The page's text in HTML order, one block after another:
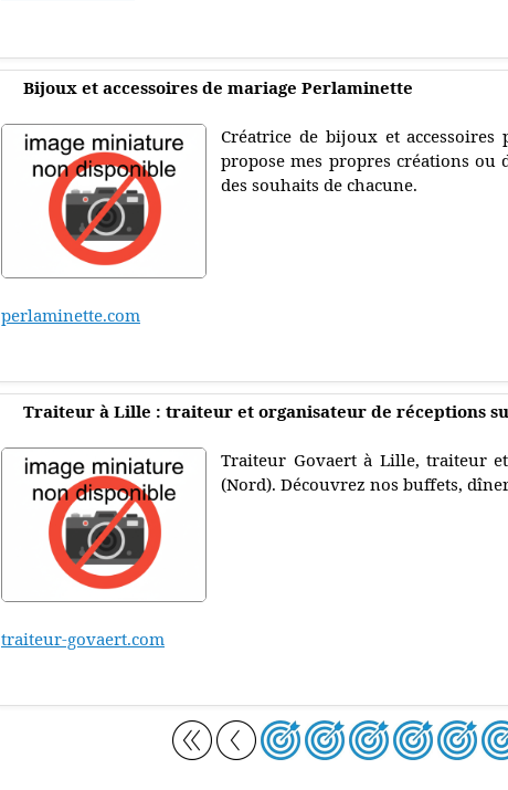
Bijoux et accessoires de mariage Perlaminette
Créatrice de bijoux et
propose mes propres créations ou
des souhaits de chacune.
perlaminette.com
Traiteur à Lille : traiteur et organisateur de réceptions
Traiteur Govaert à Lille, traiteur
(Nord). Découvrez nos buffets,
traiteur-govaert.com